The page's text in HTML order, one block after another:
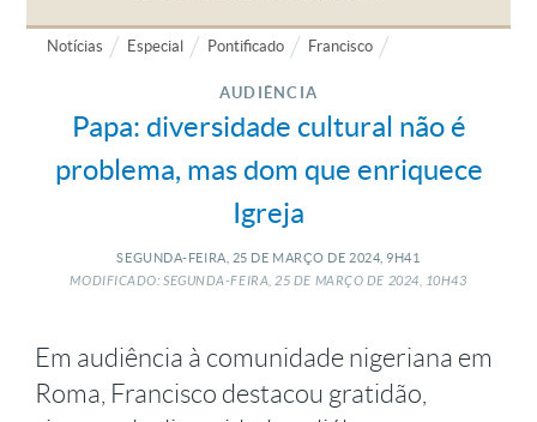
Notícias Especial Pontificado Francisco
AUDIÊNCIA
Papa: diversidade cultural não é
problema, mas dom que enriquece
Igreja
SEGUNDA-FEIRA, 25 DE MARÇO DE 2024, 9H41
MODIFICADO: SEGUNDA-FEIRA, 25 DE MARÇO DE 2024, 10H43
Em audiência à comunidade nigeriana em
Roma, Francisco destacou gratidão,